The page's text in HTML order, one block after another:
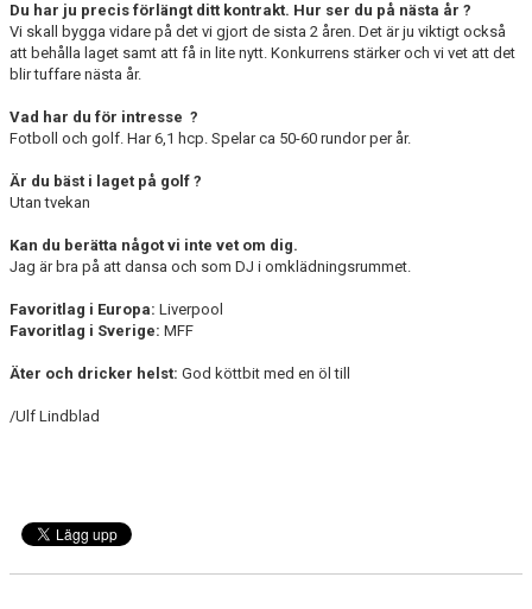
Du har ju precis förlängt ditt kontrakt. Hur ser du på nästa år ?
Vi skall bygga vidare på det vi gjort de sista 2 åren. Det är ju viktigt också
att behålla laget samt att få in lite nytt. Konkurrens stärker och vi vet att det
blir tuffare nästa år.
Vad har du för intresse ?
Fotboll och golf. Har 6,1 hcp. Spelar ca 50-60 rundor per år.
Är du bäst i laget på golf ?
Utan tvekan
Kan du berätta något vi inte vet om dig.
Jag är bra på att dansa och som DJ i omklädningsrummet.
Favoritlag i Europa: Liverpool
Favoritlag i Sverige: MFF
Äter och dricker helst: God köttbit med en öl till
/Ulf Lindblad